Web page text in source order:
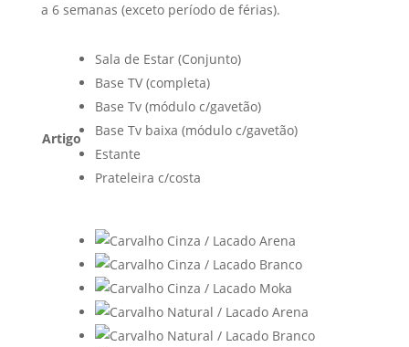
a 6 semanas (exceto período de férias).
Artigo
Sala de Estar (Conjunto)
Base TV (completa)
Base Tv (módulo c/gavetão)
Base Tv baixa (módulo c/gavetão)
Estante
Prateleira c/costa